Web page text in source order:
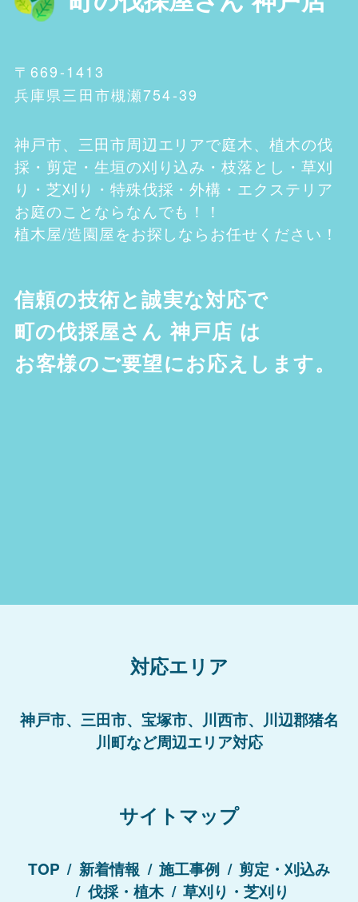
〒669-1413
兵庫県三田市槻瀬754-39
神戸市、三田市周辺エリアで庭木、植木の伐
採・剪定・生垣の刈り込み・枝落とし・草刈
り・芝刈り・特殊伐採・外構・エクステリア
お庭のことならなんでも！！
植木屋/造園屋をお探しならお任せください！
信頼の技術と誠実な対応で
町の伐採屋さん 神戸店 は
お客様のご要望にお応えします。
対応エリア
神戸市、三田市、宝塚市、川西市、川辺郡猪名
川町など周辺エリア対応
サイトマップ
TOP 新着情報 施工事例
剪定・刈込み
伐採・植木
草刈り・芝刈り